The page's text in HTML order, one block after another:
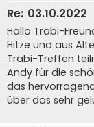
Re: 03.10.2022
Hallo Trabi-
Hitze und aus
Trabi-Treffen
Andy für die
das
über das sehr